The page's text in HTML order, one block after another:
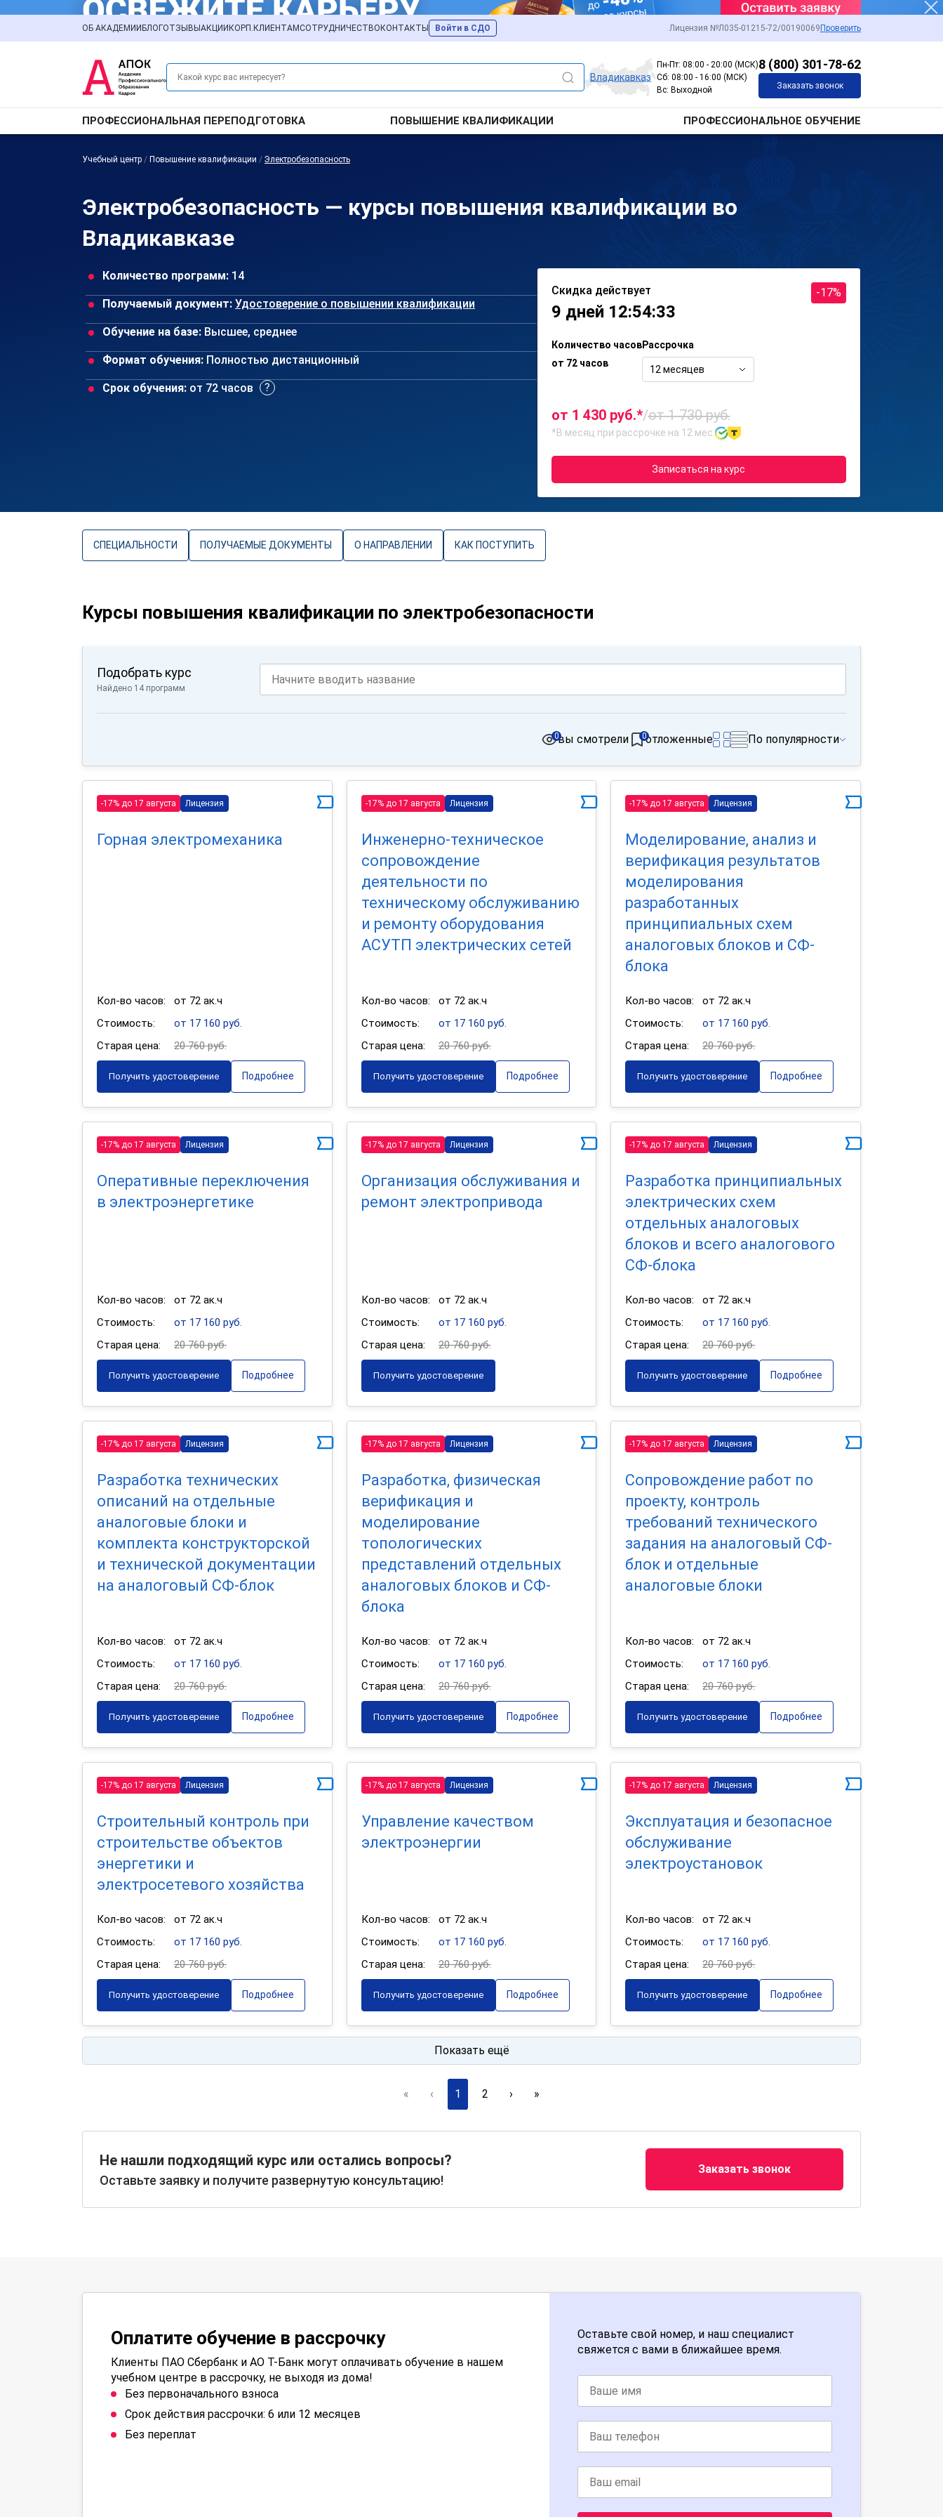
ОБ АКАДЕМИИ БЛОГОТЗЫВЫ АКЦИИ КОРП.КЛИЕНТАМСОТРУДНИЧЕСТВО КОНТАКТЫ Войти в СДО Лицензия №Л035-01215-72/00190069 Проверить
Владикавказ
Пн-Пт: 08:00 - 20:00 (МСК)
Сб: 08:00 - 16:00 (МСК)
Вс: Выходной
8 (800) 301-78-62
Заказать звонок
ПРОФЕССИОНАЛЬНАЯ ПЕРЕПОДГОТОВКА ПОВЫШЕНИЕ КВАЛИФИКАЦИИ ПРОФЕССИОНАЛЬНОЕ ОБУЧЕНИЕ
Учебный центр / Повышение квалификации / Электробезопасность
Электробезопасность — курсы повышения квалификации во
Владикавказе
Количество программ: 14
Получаемый документ: Удостоверение о повышении квалификации
Обучение на базе: Высшее, среднее
Формат обучения: Полностью дистанционный
Срок обучения: от 72 часов
Скидка действует
9 дней 12:54:33
-17%
Количество часов
от 72 часов
Рассрочка
12 месяцев
от 1 430 руб.*/от 1 730 руб.
*В месяц при рассрочке на 12 мес.
Записаться на курс
СПЕЦИАЛЬНОСТИ ПОЛУЧАЕМЫЕ ДОКУМЕНТЫ О НАПРАВЛЕНИИ КАК ПОСТУПИТЬ
Курсы повышения квалификации по электробезопасности
Подобрать курс
Найдено 14 программ
вы смотрели
0 отложенные
0 По популярности
-17% до 17 августа Лицензия
Горная электромеханика
Кол-во часов:
от 72 ак.ч
Стоимость:
от 17 160 руб.
Старая цена:
20 760 руб.
Получить удостоверение Подробнее
-17% до 17 августа Лицензия
Инженерно-техническое
сопровождение
деятельности по
техническому обслуживанию
и ремонту оборудования
АСУТП электрических сетей
Кол-во часов:
от 72 ак.ч
Стоимость:
от 17 160 руб.
Старая цена:
20 760 руб.
Получить удостоверение Подробнее
-17% до 17 августа Лицензия
Моделирование, анализ и
верификация результатов
моделирования
разработанных
принципиальных схем
аналоговых блоков и СФ-
блока
Кол-во часов:
от 72 ак.ч
Стоимость:
от 17 160 руб.
Старая цена:
20 760 руб.
Получить удостоверение Подробнее
-17% до 17 августа Лицензия
Оперативные переключения
в электроэнергетике
Кол-во часов:
от 72 ак.ч
Стоимость:
от 17 160 руб.
Старая цена:
20 760 руб.
Получить удостоверение Подробнее
-17% до 17 августа Лицензия
Организация обслуживания и
ремонт электропривода
Кол-во часов:
от 72 ак.ч
Стоимость:
от 17 160 руб.
Старая цена:
20 760 руб.
Получить удостоверение
-17% до 17 августа Лицензия
Разработка принципиальных
электрических схем
отдельных аналоговых
блоков и всего аналогового
СФ-блока
Кол-во часов:
от 72 ак.ч
Стоимость:
от 17 160 руб.
Старая цена:
20 760 руб.
Получить удостоверение Подробнее
-17% до 17 августа Лицензия
Разработка технических
описаний на отдельные
аналоговые блоки и
комплекта конструкторской
и технической документации
на аналоговый СФ-блок
Кол-во часов:
от 72 ак.ч
Стоимость:
от 17 160 руб.
Старая цена:
20 760 руб.
Получить удостоверение Подробнее
-17% до 17 августа Лицензия
Разработка, физическая
верификация и
моделирование
топологических
представлений отдельных
аналоговых блоков и СФ-
блока
Кол-во часов:
от 72 ак.ч
Стоимость:
от 17 160 руб.
Старая цена:
20 760 руб.
Получить удостоверение Подробнее
-17% до 17 августа Лицензия
Сопровождение работ по
проекту, контроль
требований технического
задания на аналоговый СФ-
блок и отдельные
аналоговые блоки
Кол-во часов:
от 72 ак.ч
Стоимость:
от 17 160 руб.
Старая цена:
20 760 руб.
Получить удостоверение Подробнее
-17% до 17 августа Лицензия
Строительный контроль при
строительстве объектов
энергетики и
электросетевого хозяйства
Кол-во часов:
от 72 ак.ч
Стоимость:
от 17 160 руб.
Старая цена:
20 760 руб.
Получить удостоверение Подробнее
-17% до 17 августа Лицензия
Управление качеством
электроэнергии
Кол-во часов:
от 72 ак.ч
Стоимость:
от 17 160 руб.
Старая цена:
20 760 руб.
Получить удостоверение Подробнее
-17% до 17 августа Лицензия
Эксплуатация и безопасное
обслуживание
электроустановок
Кол-во часов:
от 72 ак.ч
Стоимость:
от 17 160 руб.
Старая цена:
20 760 руб.
Получить удостоверение Подробнее
Показать ещё
« ‹ 1 2 › »
Не нашли подходящий курс или остались вопросы?
Оставьте заявку и получите развернутую консультацию!
Заказать звонок
Оплатите обучение в рассрочку
Клиенты ПАО Сбербанк и АО Т-Банк могут оплачивать обучение в нашем
учебном центре в рассрочку, не выходя из дома!
Без первоначального взноса
Срок действия рассрочки: 6 или 12 месяцев
Без переплат
Оставьте свой номер, и наш специалист
свяжется с вами в ближайшее время.